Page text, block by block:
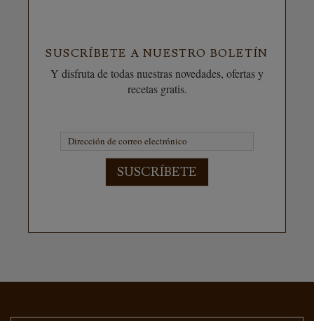
SUSCRÍBETE A NUESTRO BOLETÍN
Y disfruta de todas nuestras novedades, ofertas y
recetas gratis.
SUSCRÍBETE